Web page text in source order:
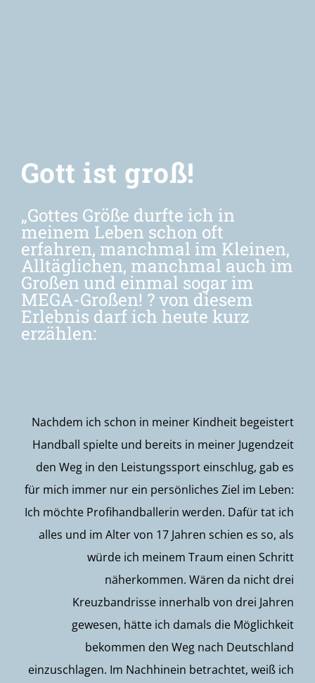
Gott ist groß!
„Gottes Größe durfte ich in
meinem Leben schon oft
erfahren, manchmal im Kleinen,
Alltäglichen, manchmal auch im
Großen und einmal sogar im
MEGA-Großen! ?von diesem
Erlebnis darf ich heute kurz
erzählen:
Nachdem ichschon in meiner Kindheit begeistert
Handballspielte und bereits in meiner Jugendzeit
den Weg in den Leistungssport einschlug, gab es
für mich immer nur ein persönliches Ziel im Leben:
Ich möchte Profihandballerin werden. Dafür tat ich
alles und im Alter von 17 Jahren schien es so, als
würde ich meinem Traum einen Schritt
näherkommen. Wären da nicht drei
Kreuzbandrisse innerhalb von drei Jahren
gewesen, hätte ich damals die Möglichkeit
bekommen den Weg nach Deutschland
einzuschlagen. Im Nachhinein betrachtet, weiß ich